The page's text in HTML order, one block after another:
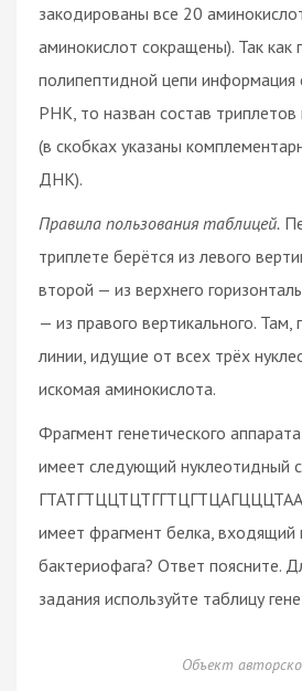
закодированы все 20
аминокислот сокращены). Так как
полипептидной цепи информация
РНК, то назван состав
(в скобках указаны
ДНК).
Правила пользования таблицей.
триплете берётся из левого
второй — из верхнего
— из правого вертикального. Там,
линии, идущие от всех трёх
искомая аминокислота.
Фрагмент генетического
имеет следующий нуклеотидный
имеет фрагмент белка, входящий
бактериофага? Ответ поясните.
задания используйте таблицу
Объект